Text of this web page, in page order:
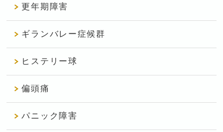
更年期障害
ギランバレー症候群
ヒステリー球
偏頭痛
パニック障害